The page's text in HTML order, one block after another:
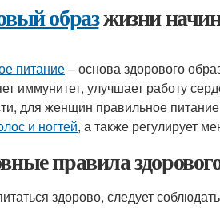
образжизни
питание– основа здорового
иммунитет, улучшает работу
для женщин правильное
и ногтей, а также регулирует
правила
здорово, следует